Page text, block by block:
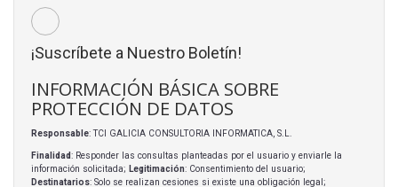
¡Suscríbete a Nuestro Boletín!
INFORMACIÓN BÁSICA SOBRE
PROTECCIÓN DE DATOS
Responsable: TCI GALICIA CONSULTORIA INFORMATICA, S.L.
Finalidad: Responder las consultas planteadas por el usuario y enviarle la
información solicitada; Legitimación: Consentimiento del usuario;
Destinatarios: Solo se realizan cesiones si existe una obligación legal;